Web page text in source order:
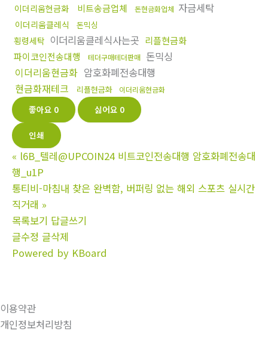
이더리움현금화 비트송금업체 돈현금화업체 자금세탁
이더리움클레식 돈믹싱
횡령세탁 이더리움클레식사는곳 리플현금화
파이코인전송대행
테더구매테더판매 돈믹싱
이더리움현금화 암호화폐전송대행
현금화재테크
리플현금화 이더리움현금화
좋아요 0 싫어요 0
인쇄
« l6B_텔레@UPCOIN24 비트코인전송대행 암호화폐전송대
행_u1P
통티비-마침내 찾은 완벽함, 버퍼링 없는 해외 스포츠 실시간
직거래 »
목록보기 답글쓰기
글수정 글삭제
Powered by KBoard
이용약관
개인정보처리방침